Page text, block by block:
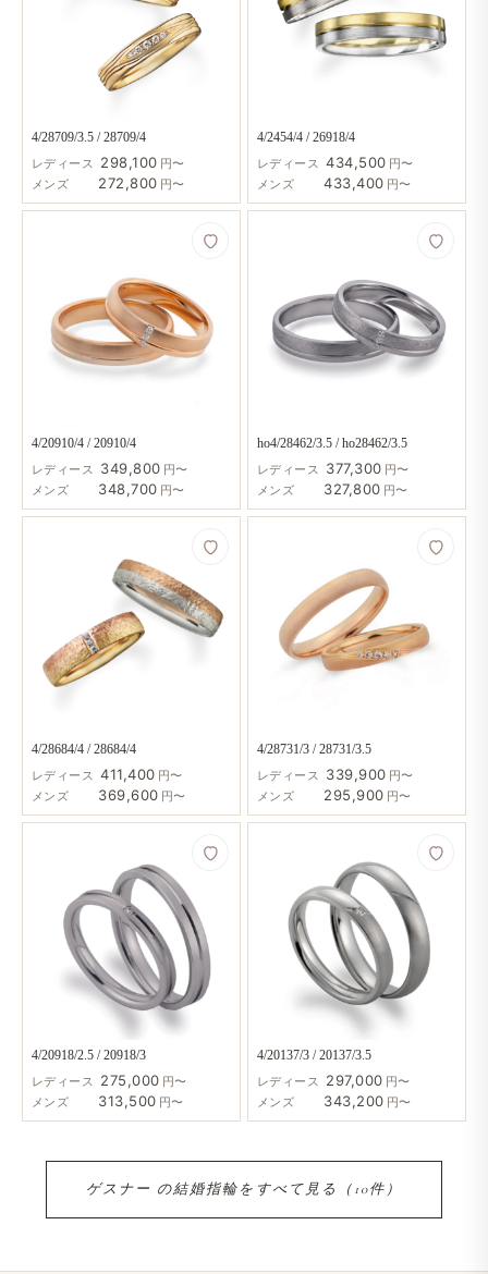
4/28709/3.5 / 28709/4
レディース 298,100 円〜
メンズ
272,800 円〜
4/2454/4 / 26918/4
レディース 434,500 円〜
メンズ
433,400 円〜
4/20910/4 / 20910/4
レディース 349,800 円〜
メンズ
348,700 円〜
ho4/28462/3.5 / ho28462/3.5
レディース 377,300 円〜
メンズ
327,800 円〜
4/28684/4 / 28684/4
レディース 411,400 円〜
メンズ
369,600 円〜
4/28731/3 / 28731/3.5
レディース 339,900 円〜
メンズ
295,900 円〜
4/20918/2.5 / 20918/3
レディース 275,000 円〜
メンズ
313,500 円〜
4/20137/3 / 20137/3.5
レディース 297,000 円〜
メンズ
343,200 円〜
ゲスナー の​結婚​指輪を​すべて​見る​（10件）